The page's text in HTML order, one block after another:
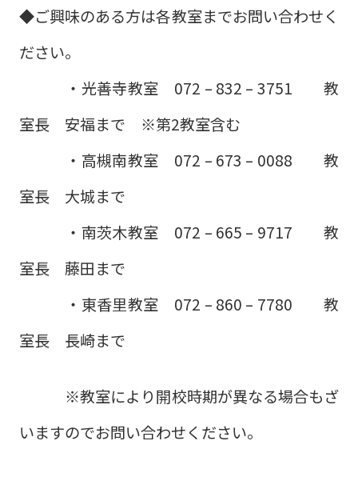
◆ご興味のある方は各教室までお問い合わせく
ださい。
・光善寺教室 072 – 832 – 3751 教
室長 安福まで ※第2教室含む
・高槻南教室 072 – 673 – 0088 教
室長 大城まで
・南茨木教室 072 – 665 – 9717 教
室長 藤田まで
・東香里教室 072 – 860 – 7780 教
室長 長崎まで
※教室により開校時期が異なる場合もざ
いますのでお問い合わせください。